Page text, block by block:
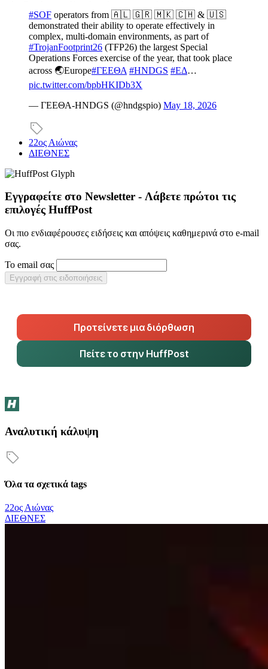
#SOF operators from 🇦🇱 🇬🇷 🇲🇰 🇨🇭 & 🇺🇸
demonstrated their ability to operate effectively in
complex, multi-domain environments, as part of
#TrojanFootprint26 (TFP26) the largest Special
Operations Forces exercise of the year, that took place
across 🌏Europe#ΓΕΕΘΑ #HNDGS #ΕΔ…
pic.twitter.com/bpbHKIDb3X
— ΓΕΕΘΑ-HNDGS (@hndgspio) May 18, 2026
22ος Αιώνας
ΔΙΕΘΝΕΣ
Εγγραφείτε στο Newsletter - Λάβετε πρώτοι τις
επιλογές HuffPost
Οι πιο ενδιαφέρουσες ειδήσεις και απόψεις καθημερινά στο e-mail
σας.
Το email σας
Εγγραφή στις ειδοποιήσεις
Προτείνετε μια διόρθωση
Πείτε το στην HuffPost
Αναλυτική κάλυψη
Όλα τα σχετικά tags
22ος Αιώνας
ΔΙΕΘΝΕΣ